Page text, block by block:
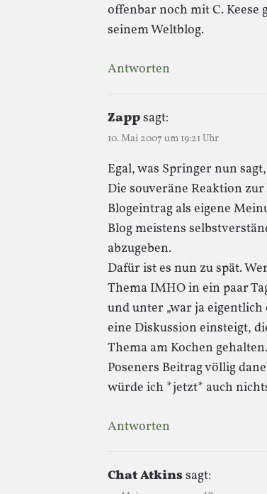
offenbar noch mit C. Keese
seinem Weltblog.
Antworten
Zappsagt:
10. Mai 2007 um 19:21 Uhr
Egal, was Springer nun
Die souveräne Reaktion
Blogeintrag als eigene
Blog meistens
abzugeben.
Dafür ist es nun zu spät.
Thema IMHO in ein paar
und unter „war ja
eine Diskussion einsteigt,
Thema am Kochen
Poseners Beitrag völlig
würde ich *jetzt* auch
Antworten
Chat Atkinssagt: